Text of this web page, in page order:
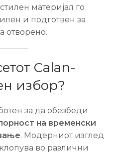
материјал го
и подготвен за
отворено.
Calan-
избор?
за да обезбеди
на временски
. Модерниот изглед
во различни